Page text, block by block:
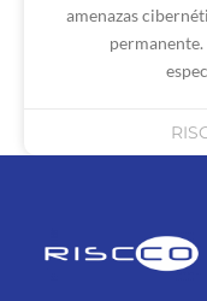
amenazas